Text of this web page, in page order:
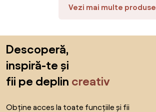
Vezi mai multe produse
Descoperă,
inspiră-te și
fii pe deplin creativ
Obține acces la toate funcțiile și fii